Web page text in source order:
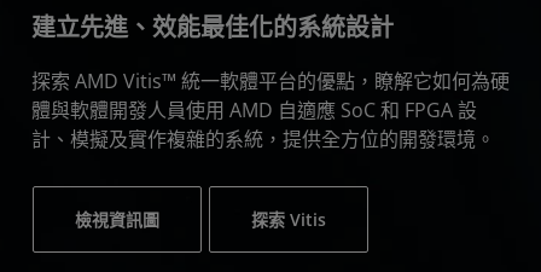
建立先進、效能最佳化的系統設計
探索 AMD Vitis™ 統一軟體平台的優點，瞭解它如何為硬
體與軟體開發人員使用 AMD 自適應 SoC 和 FPGA 設
計、模擬及實作複雜的系統，提供全方位的開發環境。
檢視資訊圖 探索 Vitis